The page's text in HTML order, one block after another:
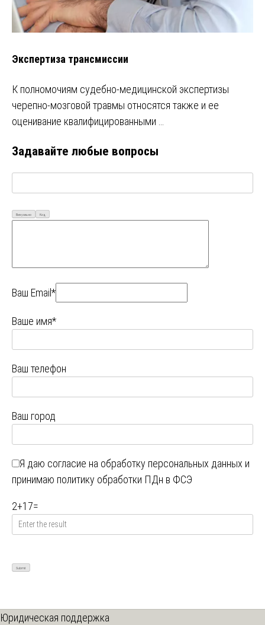
Экспертиза трансмиссии
К полномочиям судебно-медицинской экспертизы
черепно-мозговой травмы относятся также и ее
оценивание квалифицированными …
Задавайте любые вопросы
Визуально Код
Ваш Email*
Ваше имя*
Ваш телефон
Ваш город
Я даю согласие на обработку персональных данных и
принимаю политику обработки ПДн в ФСЭ
2+17=
Юридическая поддержка